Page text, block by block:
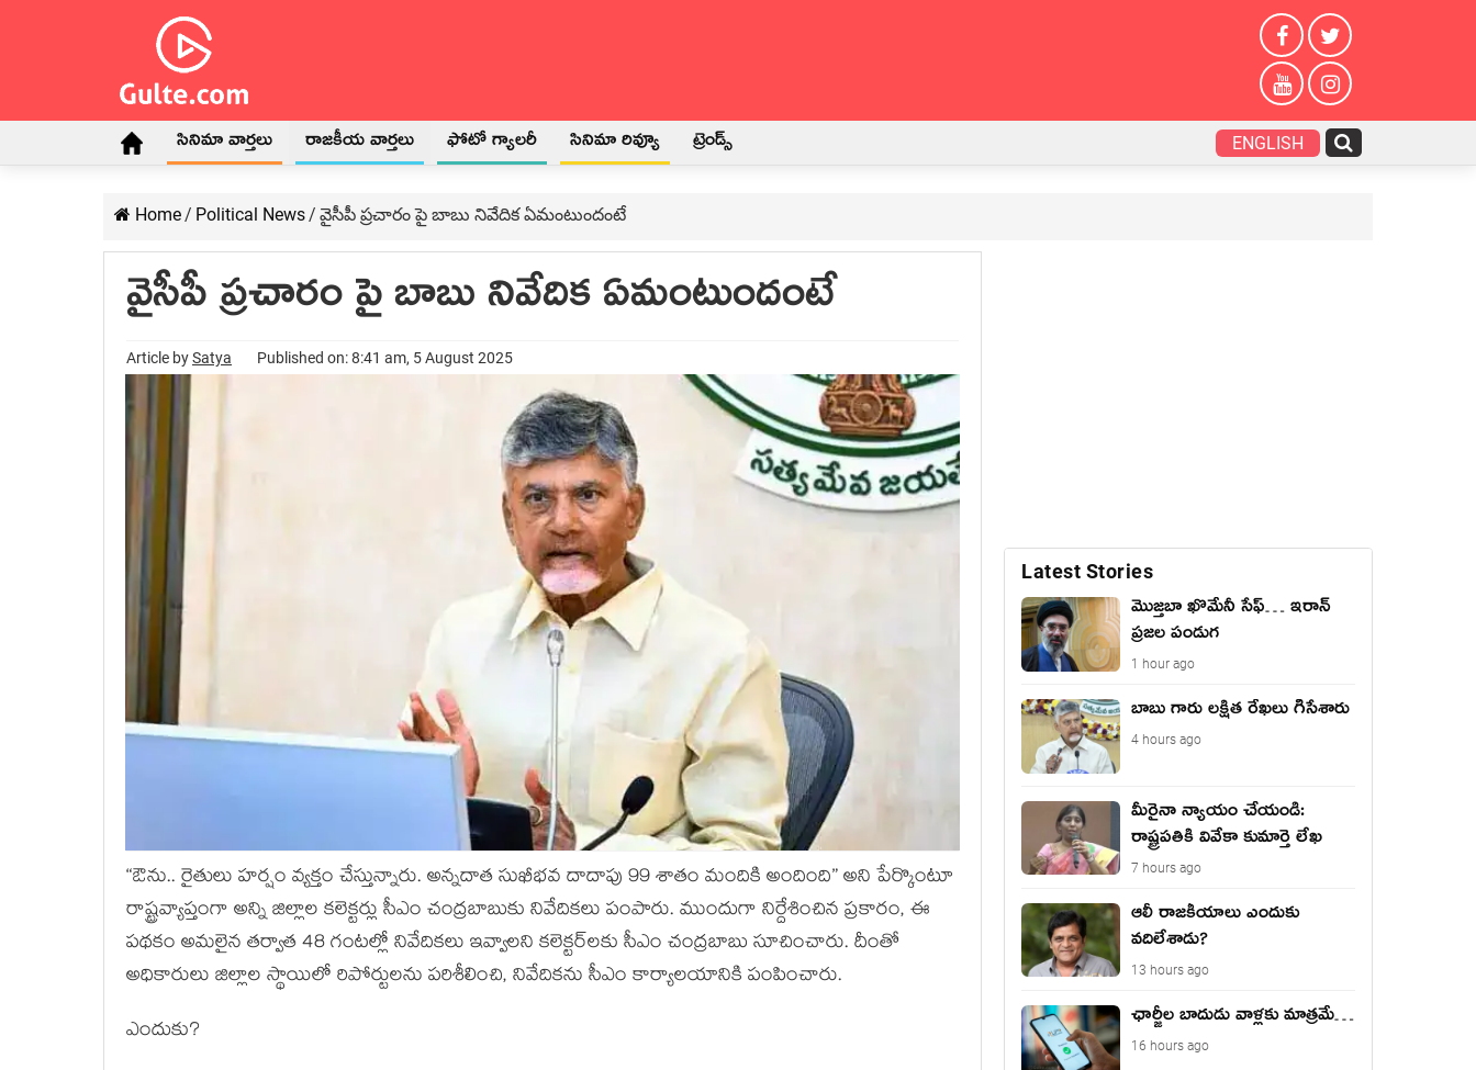
సినిమా వార్తలు రాజకీయ వార్తలు ఫోటో గ్యాలరీ సినిమా రివ్యూ ట్రెండ్స్ ENGLISH
Home/ Political News/ వైసీపీ ప్రచారం పై బాబు నివేదిక ఏమంటుందంటే
వైసీపీ ప్రచారం పై బాబు నివేదిక ఏమంటుందంటే
Article bySatya Published on: 8:41 am, 5 August 2025
“ఔను.. రైతులు హర్షం వ్యక్తం చేస్తున్నారు. అన్నదాత సుఖీభవ దాదాపు 99 శాతం మందికి అందింది” అని పేర్కొంటూ
రాష్ట్రవ్యాప్తంగా అన్ని జిల్లాల కలెక్టర్లు సీఎం చంద్రబాబుకు నివేదికలు పంపారు. ముందుగా నిర్దేశించిన ప్రకారం, ఈ
పథకం అమలైన తర్వాత 48 గంటల్లో నివేదికలు ఇవ్వాలని కలెక్టర్‌లకు సీఎం చంద్రబాబు సూచించారు. దీంతో
అధికారులు జిల్లాల స్థాయిలో రిపోర్టులను పరిశీలించి, నివేదికను సీఎం కార్యాలయానికి పంపించారు.
ఎందుకు?
Latest Stories
మొజ్తబా ఖొమేనీ సేఫ్… ఇరాన్
ప్రజల పండుగ
1 hour ago
బాబు గారు లక్షిత రేఖలు గీసేశారు
4 hours ago
మీరైనా న్యాయం చేయండి:
రాష్ట్ర‌ప‌తికి వివేకా కుమార్తె లేఖ‌
7 hours ago
ఆలీ రాజకీయాలు ఎందుకు
వదిలేశాడు?
13 hours ago
ఛార్జీల బాదుడు వాళ్లకు మాత్రమే…
16 hours ago